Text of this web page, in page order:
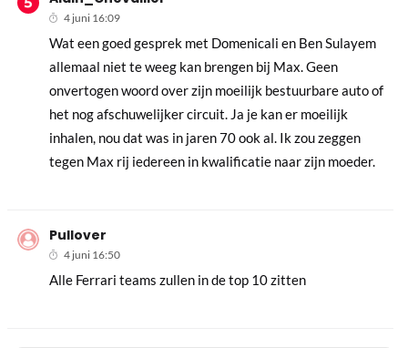
4 juni 16:09
Wat een goed gesprek met Domenicali en Ben Sulayem
allemaal niet te weeg kan brengen bij Max. Geen
onvertogen woord over zijn moeilijk bestuurbare auto of
het nog afschuwelijker circuit. Ja je kan er moeilijk
inhalen, nou dat was in jaren 70 ook al. Ik zou zeggen
tegen Max rij iedereen in kwalificatie naar zijn moeder.
Pullover
4 juni 16:50
Alle Ferrari teams zullen in de top 10 zitten